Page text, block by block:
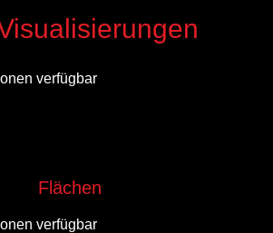
verfügbar
Flächen
verfügbar